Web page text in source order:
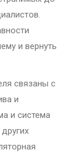
и вернуть
связаны с
и
и система